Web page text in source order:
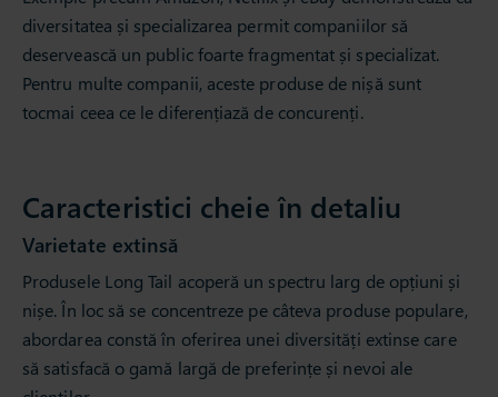
diversitatea și specializarea permit companiilor să
deservească un public foarte fragmentat și specializat.
Pentru multe companii, aceste produse de nișă sunt
tocmai ceea ce le diferențiază de concurenți.
Caracteristici cheie în detaliu
Varietate extinsă
Produsele Long Tail acoperă un spectru larg de opțiuni și
nișe. În loc să se concentreze pe câteva produse populare,
abordarea constă în oferirea unei diversități extinse care
să satisfacă o gamă largă de preferințe și nevoi ale